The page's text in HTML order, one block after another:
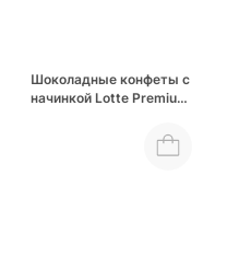
Шоколадные конфеты с
начинкой Lotte Premium